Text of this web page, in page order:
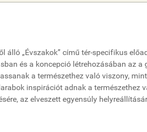
álló „Évszakok” című tér-specifikus
és a koncepció létrehozásában az
a természethez való viszony,
inspirációt adnak a természethez
az elveszett egyensúly